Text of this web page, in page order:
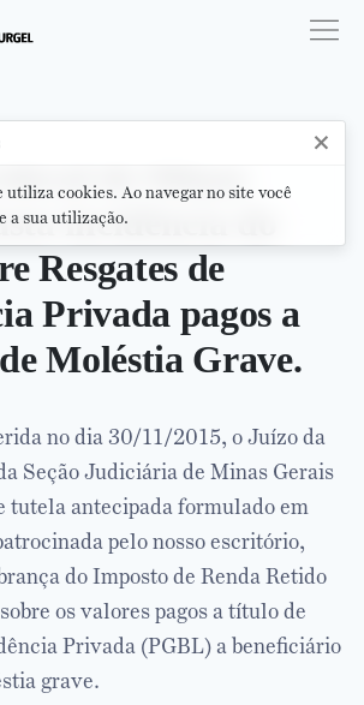
de 2015
de Minas
incidência do
Resgates de
Privada pagos a
Moléstia Grave.
no dia 30/11/2015, o Juízo da
Seção Judiciária de Minas Gerais
tutela antecipada formulado em
pelo nosso escritório,
do Imposto de Renda Retido
os valores pagos a título de
Privada (PGBL) a beneficiário
grave.
×
utiliza cookies. Ao navegar no site você
a sua utilização.